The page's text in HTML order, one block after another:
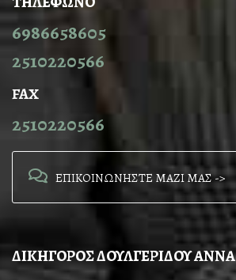
6986658605
2510220566
FAX
2510220566
ΕΠΙΚΟΙΝΩΝΗΣΤΕ ΜΑΖΙ ΜΑΣ ->
ΔΙΚΗΓΟΡΟΣ ΔΟΥΛΓΕΡΙΔΟΥ ΑΝΝΑ